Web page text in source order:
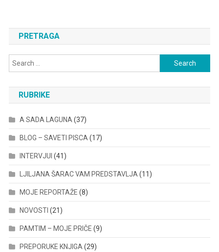
PRETRAGA
Search
for:
RUBRIKE
A SADA LAGUNA (37)
BLOG – SAVETI PISCA (17)
INTERVJUI (41)
LJILJANA ŠARAC VAM PREDSTAVLJA (11)
MOJE REPORTAŽE (8)
NOVOSTI (21)
PAMTIM – MOJE PRIČE (9)
PREPORUKE KNJIGA (29)